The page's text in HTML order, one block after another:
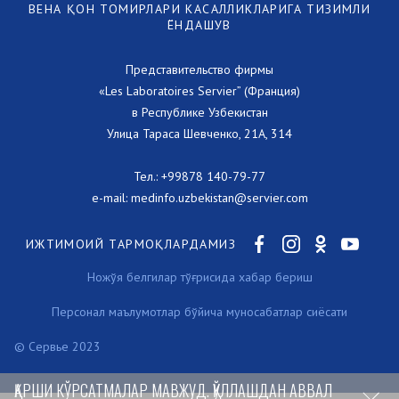
ВЕНА ҚОН ТОМИРЛАРИ КАСАЛЛИКЛАРИГА ТИЗИМЛИ
ЁНДАШУВ
Представительство фирмы
«Les Laboratoires Servier” (Франция)
в Республике Узбекистан
Улица Тараса Шевченко, 21А, 314
Тел.: +99878 140-79-77
e-mail: medinfo.uzbekistan@servier.com
ИЖТИМОИЙ ТАРМОҚЛАРДАМИЗ
Ножўя белгилар тўғрисида хабар бериш
Персонал маълумотлар бўйича муносабатлар сиёсати
© Сервье 2023
ҚАРШИ КЎРСАТМАЛАР МАВЖУД. ҚЎЛЛАШДАН АВВАЛ